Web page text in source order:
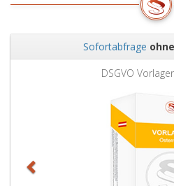
Sofortabfrage ohne
DSGVO